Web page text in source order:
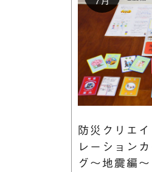
防災クリエ
レーション
グ〜地震編〜